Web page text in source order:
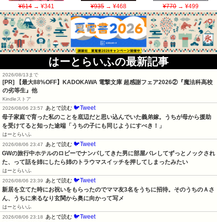
¥614→ ¥341 ¥935→ ¥468 ¥770→ ¥499
はーとらいふの最新記事
2026/08/13まで
[PR] 【最大88%OFF】KADOKAWA 電撃文庫 超感謝フェア2026②『魔法科高校
の劣等生』他
Kindleストア
2026/08/06 23:57
あとで読む 🐦Tweet
母子家庭で育った私のことを底辺だと思い込んでいた義弟嫁。うちが母から援助
を受けてると知った途端「うちの子にも同じようにすべき！」
はーとらいふ
2026/08/06 23:47
あとで読む 🐦Tweet
GWの旅行中ホテルのロビーでナンパしてきた男に部屋バレしてずっとノックされ
た、って話を姉にしたら姉のトラウマスイッチを押してしまったみたい
はーとらいふ
2026/08/06 23:39
あとで読む 🐦Tweet
新居を立てた時にお祝いをもらったのでママ友3名をうちに招待。そのうちのＡさ
ん、うちに来るなり玄関から奥に向かって写メ
はーとらいふ
2026/08/06 23:18
あとで読む 🐦Tweet